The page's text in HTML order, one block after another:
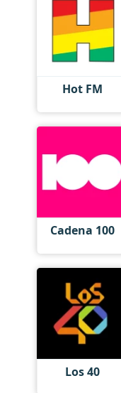
Hot FM
Cadena 100
Los 40